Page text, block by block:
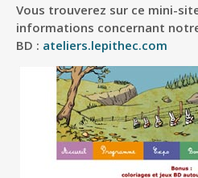
Vous trouverez sur ce mini-
informations concernant
BD : ateliers.lepithec.com